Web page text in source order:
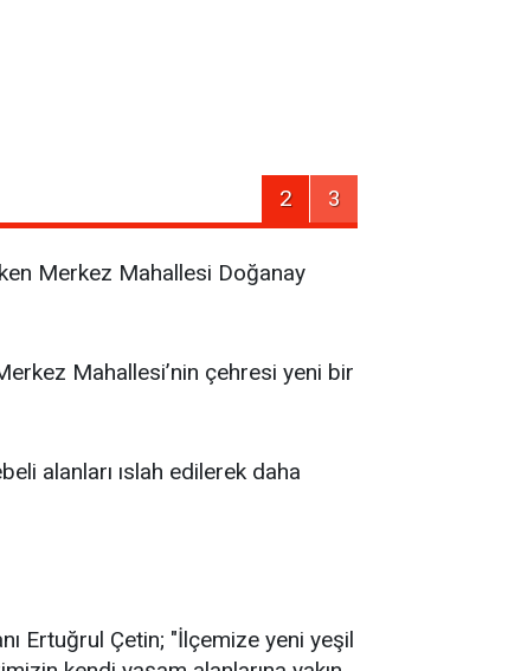
2 3
Merkez Mahallesi Doğanay
Mahallesi’nin çehresi yeni bir
alanları ıslah edilerek daha
Ertuğrul Çetin; "İlçemize yeni yeşil